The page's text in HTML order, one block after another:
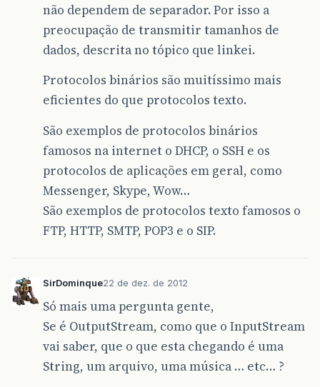
não dependem de separador. Por isso a
preocupação de transmitir tamanhos de
dados, descrita no tópico que linkei.
Protocolos binários são muitíssimo mais
eficientes do que protocolos texto.
São exemplos de protocolos binários
famosos na internet o DHCP, o SSH e os
protocolos de aplicações em geral, como
Messenger, Skype, Wow…
São exemplos de protocolos texto famosos o
FTP, HTTP, SMTP, POP3 e o SIP.
SirDominque22 de dez. de 2012
Só mais uma pergunta gente,
Se é OutputStream, como que o InputStream
vai saber, que o que esta chegando é uma
String, um arquivo, uma música … etc… ?